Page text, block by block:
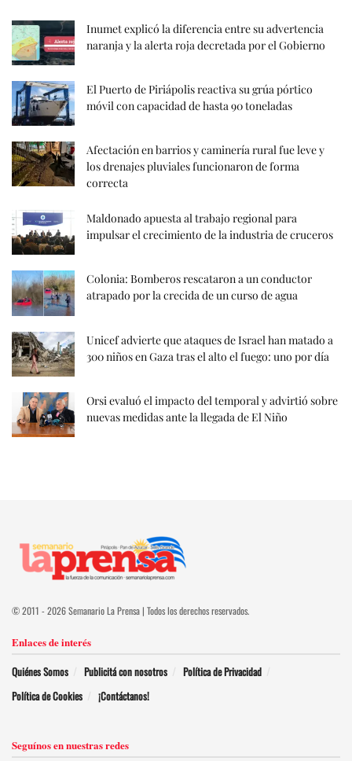
Inumet explicó la diferencia entre su advertencia
naranja y la alerta roja decretada por el Gobierno
El Puerto de Piriápolis reactiva su grúa pórtico
móvil con capacidad de hasta 90 toneladas
Afectación en barrios y caminería rural fue leve y
los drenajes pluviales funcionaron de forma
correcta
Maldonado apuesta al trabajo regional para
impulsar el crecimiento de la industria de cruceros
Colonia: Bomberos rescataron a un conductor
atrapado por la crecida de un curso de agua
Unicef advierte que ataques de Israel han matado a
300 niños en Gaza tras el alto el fuego: uno por día
Orsi evaluó el impacto del temporal y advirtió sobre
nuevas medidas ante la llegada de El Niño
© 2011 - 2026 Semanario La Prensa | Todos los derechos reservados.
Enlaces de interés
Quiénes Somos Publicitá con nosotros
Política de Privacidad
Política de Cookies
¡Contáctanos!
Seguínos en nuestras redes